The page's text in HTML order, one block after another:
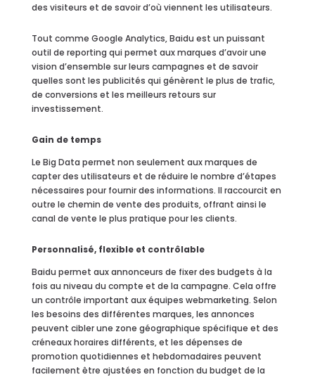
des visiteurs et de savoir d’où viennent les utilisateurs.
Tout comme Google Analytics, Baidu est un puissant
outil de reporting qui permet aux marques d’avoir une
vision d’ensemble sur leurs campagnes et de savoir
quelles sont les publicités qui génèrent le plus de trafic,
de conversions et les meilleurs retours sur
investissement.
Gain de temps
Le Big Data permet non seulement aux marques de
capter des utilisateurs et de réduire le nombre d’étapes
nécessaires pour fournir des informations. Il raccourcit en
outre le chemin de vente des produits, offrant ainsi le
canal de vente le plus pratique pour les clients.
Personnalisé, flexible et contrôlable
Baidu permet aux annonceurs de fixer des budgets à la
fois au niveau du compte et de la campagne. Cela offre
un contrôle important aux équipes webmarketing. Selon
les besoins des différentes marques, les annonces
peuvent cibler une zone géographique spécifique et des
créneaux horaires différents, et les dépenses de
promotion quotidiennes et hebdomadaires peuvent
facilement être ajustées en fonction du budget de la